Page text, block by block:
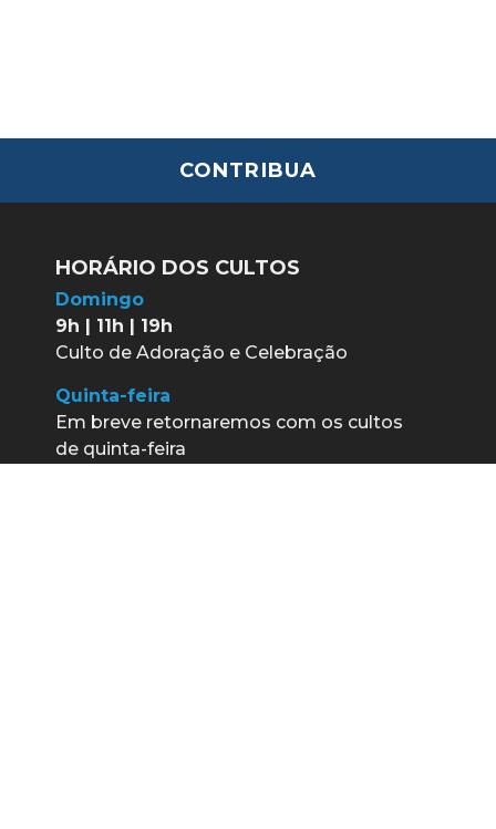
CONTRIBUA
HORÁRIO DOS CULTOS
Domingo
9h | 11h | 19h
Culto de Adoração e Celebração
Quinta-feira
Em breve retornaremos com os cultos
de quinta-feira